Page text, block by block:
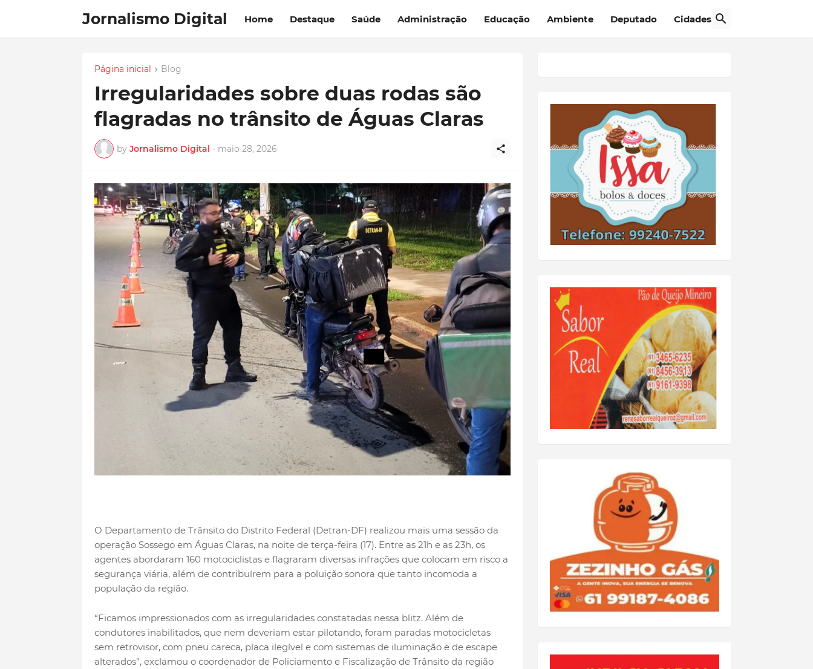
Jornalismo Digital Home Destaque Saúde Administração Educação Ambiente Deputado Cidades
Página inicial Blog
Irregularidades sobre duas rodas são
flagradas no trânsito de Águas Claras
by Jornalismo Digital - maio 28, 2026
O Departamento de Trânsito do Distrito Federal (Detran-DF) realizou mais uma sessão da
operação Sossego em Águas Claras, na noite de terça-feira (17). Entre as 21h e as 23h, os
agentes abordaram 160 motociclistas e flagraram diversas infrações que colocam em risco a
segurança viária, além de contribuírem para a poluição sonora que tanto incomoda a
população da região.
“Ficamos impressionados com as irregularidades constatadas nessa blitz. Além de
condutores inabilitados, que nem deveriam estar pilotando, foram paradas motocicletas
sem retrovisor, com pneu careca, placa ilegível e com sistemas de iluminação e de escape
alterados”, exclamou o coordenador de Policiamento e Fiscalização de Trânsito da região